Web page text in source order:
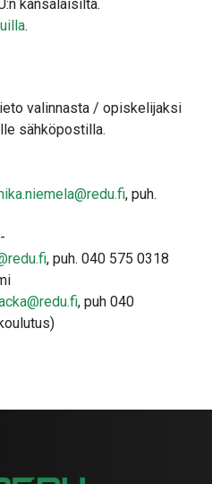
kansalaisilta.
.
valinnasta / opiskelijaksi
sähköpostilla.
, puh.
, puh. 040 575 0318
, puh 040